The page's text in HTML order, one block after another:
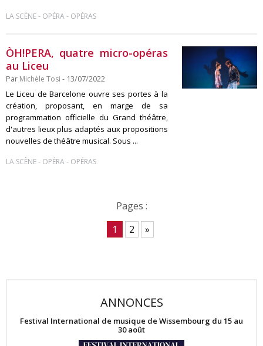
LA SCÈNE- OPÉRA- OPÉRAS
ÒH!PERA, quatre micro-opéras
au Liceu
Par Michèle Tosi - 13/07/2022
Le Liceu de Barcelone ouvre ses portes à la
création, proposant, en marge de sa
programmation officielle du Grand théâtre,
d'autres lieux plus adaptés aux propositions
nouvelles de théâtre musical. Sous ...
LA SCÈNE- OPÉRA- OPÉRAS
Pages :
1
2 »
ANNONCES
Festival International de musique de Wissembourg du 15 au
30 août